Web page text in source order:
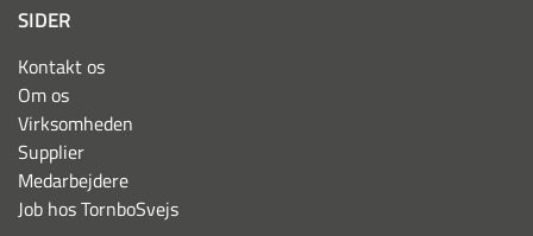
SIDER
Kontakt os
Om os
Virksomheden
Supplier
Medarbejdere
Job hos TornboSvejs